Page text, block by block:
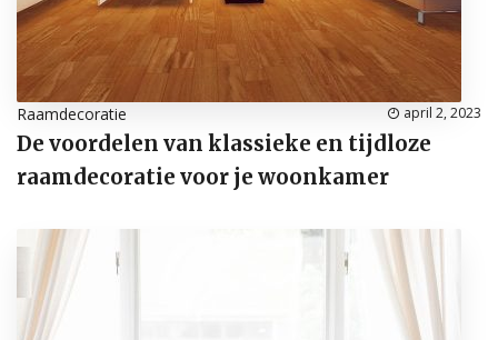
Raamdecoratie april 2, 2023
De voordelen van klassieke en tijdloze
raamdecoratie voor je woonkamer